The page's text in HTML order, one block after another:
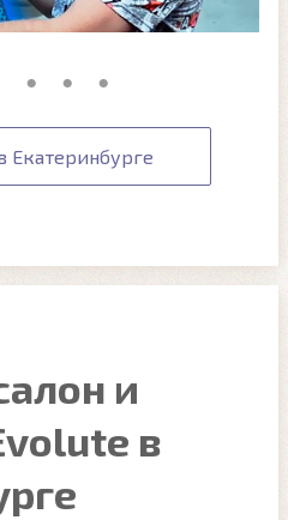
Екатеринбурге
и
в